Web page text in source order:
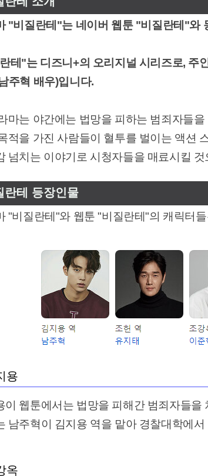
"비질란테"는 네이버 웹툰 "비질란테"와
테"는 디즈니+의 오리지널 시리즈로, 주
주혁 배우)입니다.
마는 야간에는 법망을 피하는 범죄자들
적을 가진 사람들이 혈투를 벌이는 액션
넘치는 이야기로 시청자들을 매료시킬
란테 등장인물
"비질란테"와 웹툰 "비질란테"의 캐릭터
용
이 웹툰에서는 법망을 피해간 범죄자들
남주혁이 김지용 역을 맡아 경찰대학에
옥